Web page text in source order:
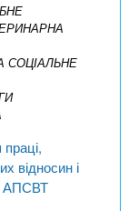
СОЦІАЛЬНЕ
відносин і
АПСВТ